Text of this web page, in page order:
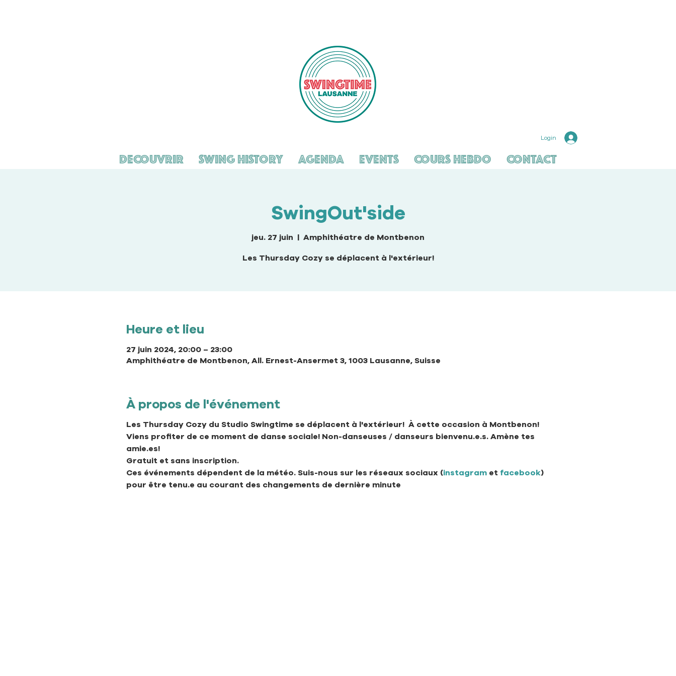
Login
Decouvrir Swing History Agenda Events Cours hebdo Contact
SwingOut'side
jeu. 27 juin
  |
Amphithéatre de Montbenon
Les Thursday Cozy se déplacent à l'extérieur!
Heure et lieu
27 juin 2024, 20:00 – 23:00
Amphithéatre de Montbenon, All. Ernest-Ansermet 3, 1003 Lausanne, Suisse
À propos de l'événement
Les Thursday Cozy du Studio Swingtime se déplacent à l'extérieur!  À cette occasion à Montbenon!
Viens profiter de ce moment de danse sociale! Non-danseuses / danseurs bienvenu.e.s. Amène tes
amie.es!
Gratuit et sans inscription.
Ces événements dépendent de la météo. Suis-nous sur les réseaux sociaux (instagram et facebook)
pour être tenu.e au courant des changements de dernière minute